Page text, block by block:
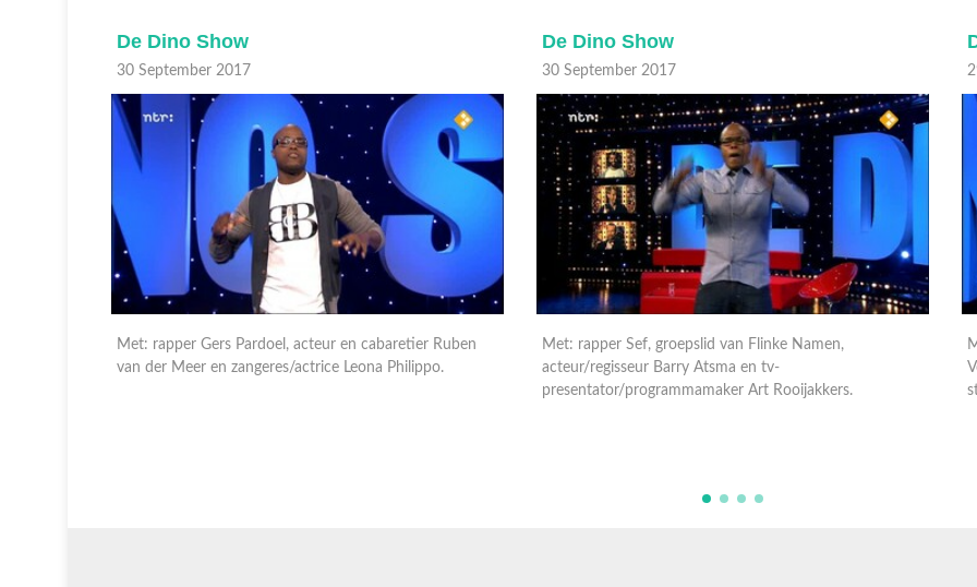
De Dino Show
30 September 2017
Met: rapper Sef, groepslid van Flinke Namen,
acteur/regisseur Barry Atsma en tv-
De Dino Show
29 September 2017
Met: zangeres Ruth Jacott, presentator Peter van der
Vorst, rapper Winne en Murth Mossel, acteur, rapper en
stand-upcomedian.